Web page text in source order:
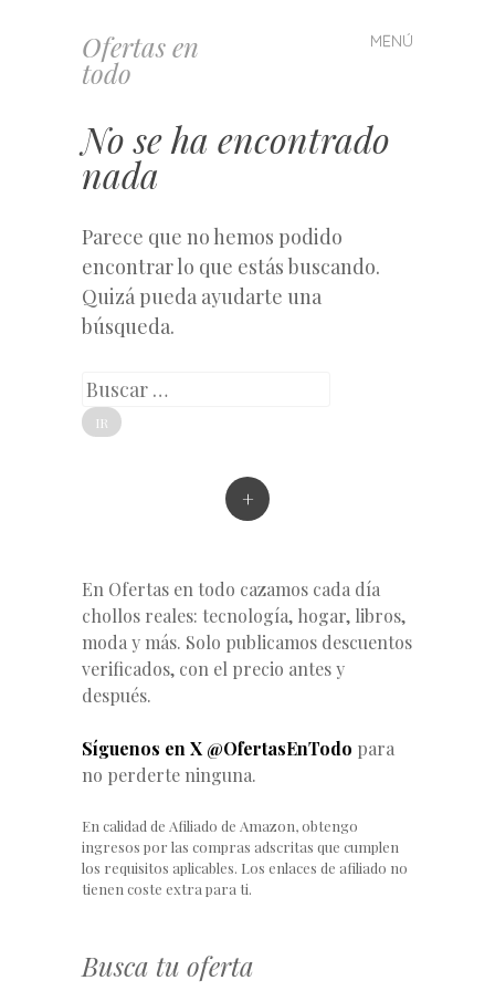
Ofertas en
todo
MENÚ
Saltar
al
No se ha encontrado
nada
Parece que no hemos podido
encontrar lo que estás buscando.
Quizá pueda ayudarte una
búsqueda.
Buscar
+
En Ofertas en todo cazamos cada día
chollos reales: tecnología, hogar, libros,
moda y más. Solo publicamos descuentos
verificados, con el precio antes y
después.
Síguenos en X @OfertasEnTodo para
no perderte ninguna.
En calidad de Afiliado de Amazon, obtengo
ingresos por las compras adscritas que cumplen
los requisitos aplicables. Los enlaces de afiliado no
tienen coste extra para ti.
Busca tu oferta